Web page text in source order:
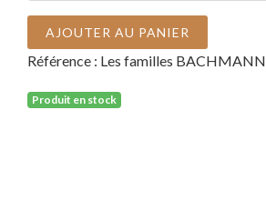
AJOUTER AU PANIER
Référence : Les familles BACHMANN
Produit en stock